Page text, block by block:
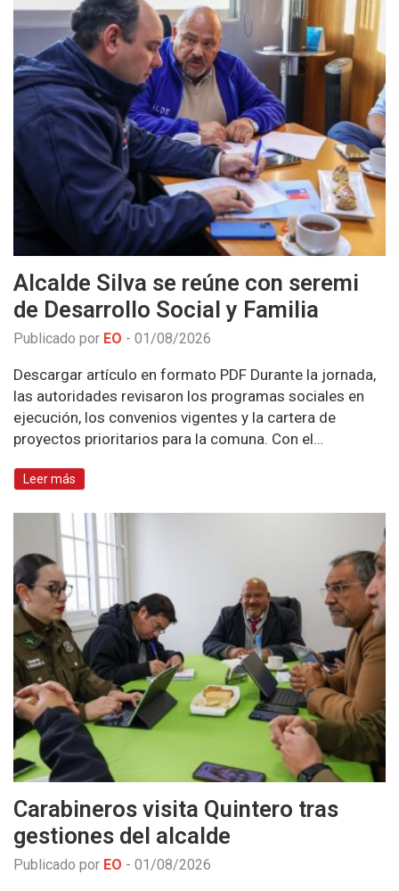
Alcalde Silva se reúne con seremi
de Desarrollo Social y Familia
Publicado por EO - 01/08/2026
Descargar artículo en formato PDF Durante la jornada,
las autoridades revisaron los programas sociales en
ejecución, los convenios vigentes y la cartera de
proyectos prioritarios para la comuna. Con el…
Leer más
Carabineros visita Quintero tras
gestiones del alcalde
Publicado por EO - 01/08/2026